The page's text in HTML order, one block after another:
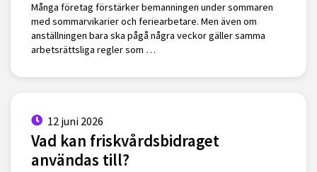
Många företag förstärker bemanningen under sommaren
med sommarvikarier och feriearbetare. Men även om
anställningen bara ska pågå några veckor gäller samma
arbetsrättsliga regler som …
12 juni 2026
Vad kan friskvårdsbidraget
användas till?